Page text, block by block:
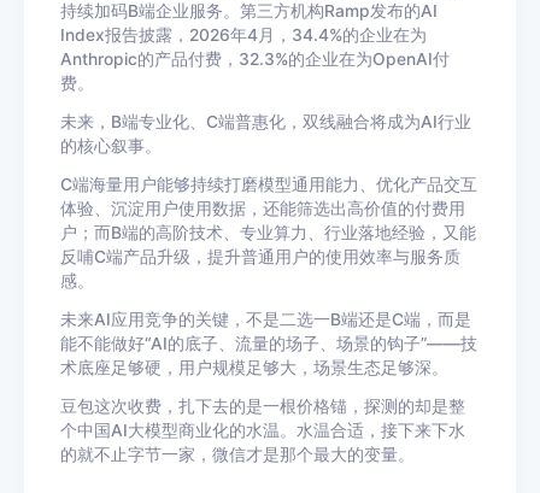
持续加码B端企业服务。第三方机构Ramp发布的AI
Index报告披露，2026年4月，34.4%的企业在为
Anthropic的产品付费，32.3%的企业在为OpenAI付
费。
未来，B端专业化、C端普惠化，双线融合将成为AI行业
的核心叙事。
C端海量用户能够持续打磨模型通用能力、优化产品交互
体验、沉淀用户使用数据，还能筛选出高价值的付费用
户；而B端的高阶技术、专业算力、行业落地经验，又能
反哺C端产品升级，提升普通用户的使用效率与服务质
感。
未来AI应用竞争的关键，不是二选一B端还是C端，而是
能不能做好“AI的底子、流量的场子、场景的钩子”——技
术底座足够硬，用户规模足够大，场景生态足够深。
豆包这次收费，扎下去的是一根价格锚，探测的却是整
个中国AI大模型商业化的水温。水温合适，接下来下水
的就不止字节一家，微信才是那个最大的变量。